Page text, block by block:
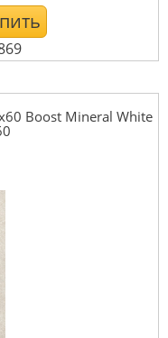
Boost Mineral White